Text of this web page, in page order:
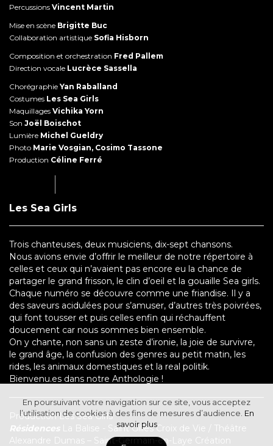
Percussions Vincent Martin
Mise en scène Brigitte Buc
Collaboration artistique Sofia Hisborn
Composition et orchestration Fred Pallem
Direction vocale Lucrèce Sassella
Chorégraphie Yan Raballand
Costumes Les Sea Girls
Maquillages Vichika Yorn
Son Joël Boischot
Lumière Michel Gueldry
Photo Marie Vosgian, Cosimo Tassone
Production Céline Ferré
Les Sea Girls
Trois chanteuses, deux musiciens, dix-sept chansons.
Nous avions envie d’offrir le meilleur de notre répertoire à
celles et ceux qui n’avaient pas encore eu la chance de
partager le grand frisson, le clin d’oeil et la gouaille Sea girls.
Chaque numéro se découvre comme une friandise. Il y a
des saveurs acidulées pour s’amuser, d’autres très poivrées,
qui font tousser et puis celles enfin qui réchauffent
doucement car nous sommes bien ensemble.
On y chante, non sans un zeste d’ironie, la joie de survivre,
le grand âge, la confusion des genres au petit matin, les
rides, les animaux domestiques et la real politik.
Bienvenu.es dans notre Anthologie !
Production Les Sea Girls
RésidencesLa Balise - Saint Gilles Croix de Vie / Théâtre
Alexandre Dumas – Saint-Germain-en-Laye Création
En poursuivant votre navigation sur ce site, vous acceptez
l’utilisation de cookies à des fins de mesures d’audience. En
savoir plus